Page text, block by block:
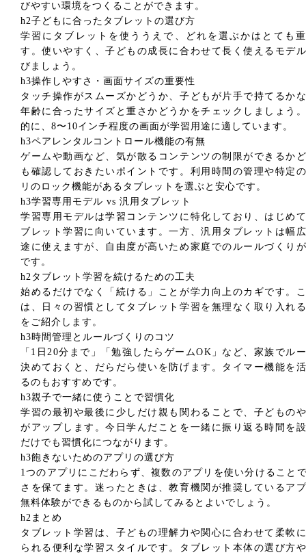
びやすい環境をつくることができます。
h2子どもに合ったタブレットの選び方
学習にタブレットを使ううえで、どれを選ぶかはとても
す。使いやすく、子どもの成長に合わせて長く使えるモデ
びましょう。
h3操作しやすさ・画面サイズの重要性
タッチ操作がスムーズかどうか、子どもが片手で持てるか
年齢に合ったサイズと重さかどうかをチェックしましょう
的に、8〜10インチ程度の画面が学習用途に適しています。
h3ペアレンタルコントロール機能の有無
ゲームや動画など、気が散るコンテンツの制限ができるか
も確認しておきたいポイントです。利用時間の管理や特定
リのロック機能があるタブレットを選ぶと安心です。
h3学習専用モデル vs 汎用タブレット
学習専用モデルは学習コンテンツに特化しており、はじめ
ブレット学習に向いています。一方、汎用タブレットは幅
途に使えますが、自由度が高いため家庭でのルールづくり
です。
h2タブレット学習を続けるための工夫
始めるだけでなく「続ける」ことが学力向上のカギです。
は、日々の習慣としてタブレット学習を無理なく取り入れ
をご紹介します。
h3時間管理とルールづくりのコツ
「1日20分まで」「勉強したらゲームOK」など、家族でル
決めておくと、だらだら使いを防げます。タイマー機能を
るのもおすすめです。
h3親子で一緒に使うことで習慣化
学習の最初や最後に少しだけ親も関わることで、子どもの
がアップします。今日学んだことを一緒に振り返る時間を
だけでも習慣化につながります。
h3飽きないためのアプリの選び方
1つのアプリにこだわらず、複数のアプリを使い分けること
さを保てます。迷ったときは、教育機関が推奨しているア
無料体験ができるものから試してみるとよいでしょう。
h2まとめ
タブレット学習は、子どもの理解力や関心に合わせて柔軟
られる便利な学習スタイルです。タブレット本体の選び方